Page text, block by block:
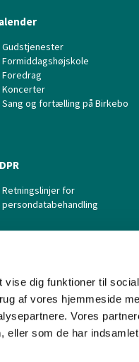
dig funktioner til
af vores hjemmeside
Vores
eller som de har
Gudstjenester
Formiddagshøjskole
Foredrag
Koncerter
Sang og fortælling på Birkebo
Retningslinjer for
persondatabehandling
Tilgængelighedserklæring